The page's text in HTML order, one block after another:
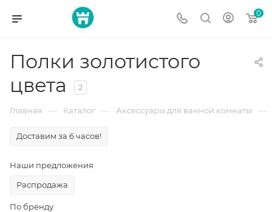
0
Полки золотистого
цвета
2
Главная — Каталог — Аксессуары для ванной комнаты —
Доставим за 6 часов!
Наши предложения
Распродажа
По бренду